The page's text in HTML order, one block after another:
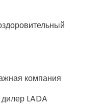
компания
LADA